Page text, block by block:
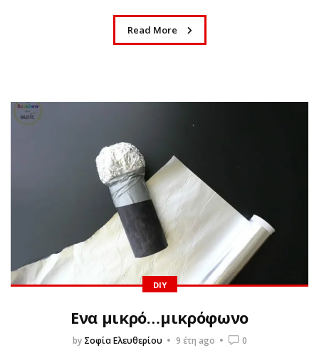
Read More
DIY
Ενα μικρό…μικρόφωνο
by Σοφία Ελευθερίου 9 έτη ago 0